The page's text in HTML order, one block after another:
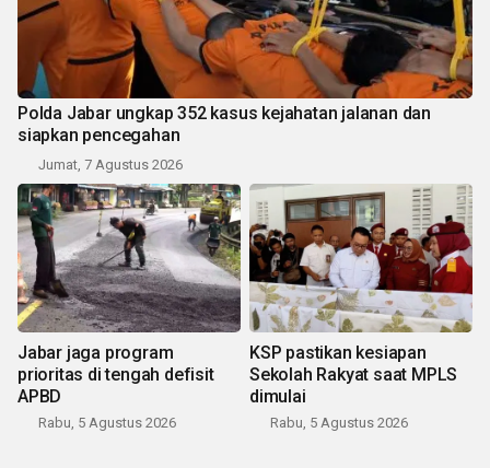
Polda Jabar ungkap 352 kasus kejahatan jalanan dan
siapkan pencegahan
Jumat, 7 Agustus 2026
Jabar jaga program
prioritas di tengah defisit
APBD
Rabu, 5 Agustus 2026
KSP pastikan kesiapan
Sekolah Rakyat saat MPLS
dimulai
Rabu, 5 Agustus 2026